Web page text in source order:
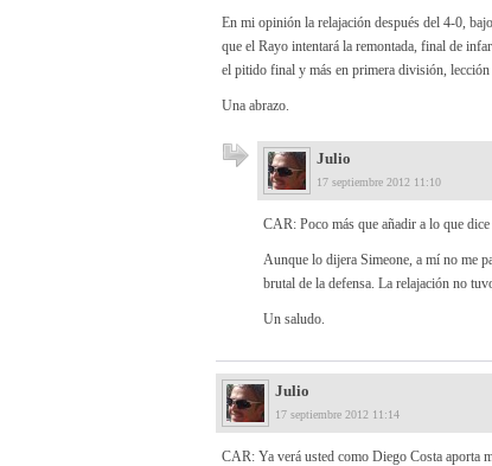
En mi opinión la relajación después del 4-0,
que el Rayo intentará la remontada, final de
el pitido final y más en primera división, lección
Una abrazo.
Julio
17 septiembre 2012 11:10
CAR: Poco más que añadir a lo que
Aunque lo dijera Simeone, a mí no me
brutal de la defensa. La relajación no
Un saludo.
Julio
17 septiembre 2012 11:14
CAR: Ya verá usted como Diego Costa aporta